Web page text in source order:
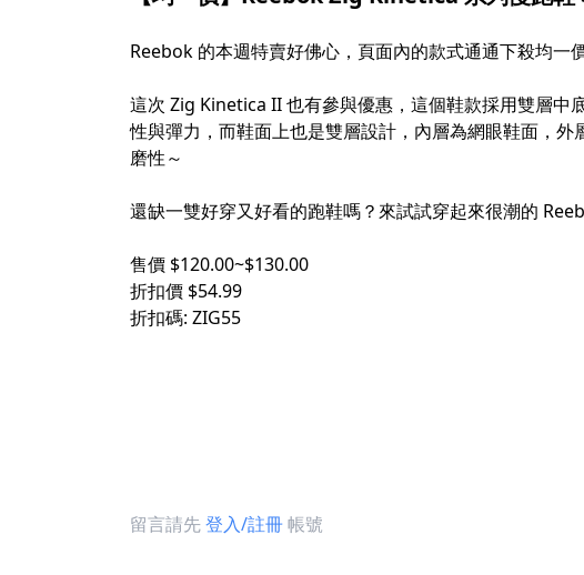
Reebok 的本週特賣好佛心，頁面內的款式通通下殺均一
這次 Zig Kinetica II 也有參與優惠，這個鞋款採用雙層
性與彈力，而鞋面上也是雙層設計，內層為網眼鞋面，
磨性～
還缺一雙好穿又好看的跑鞋嗎？來試試穿起來很潮的
售價 $120.00~$130.00
折扣價 $54.99
折扣碼: ZIG55
留言請先登入/註冊帳號